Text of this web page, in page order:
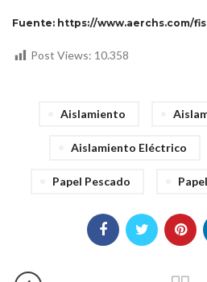
Fuente: https://www.aerchs.com/
Post Views: 10.358
Aislamiento
Aislamiento Eléctrico
Papel Pescado